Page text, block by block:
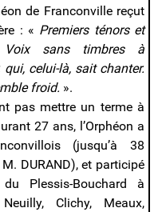
de Franconville reçut
: « Premiers ténors et
Voix sans timbres à
celui-là, sait chanter.
froid. ».
pas mettre un terme à
27 ans, l’Orphéon a
(jusqu’à 38
DURAND), et participé
Plessis-Bouchard à
Clichy, Meaux,